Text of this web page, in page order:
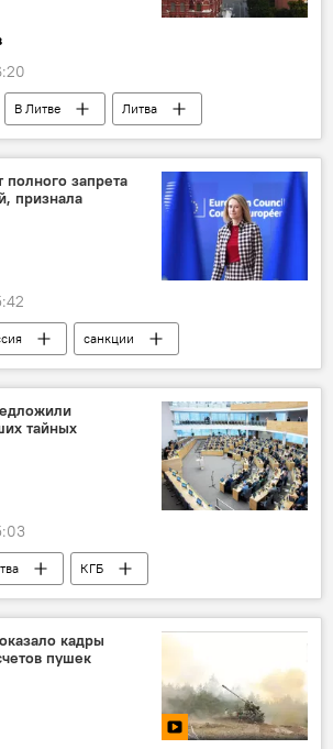
В Литве
Литва
госбезопасности (ДГБ)
полного запрета
признала
санкции
на фоне ситуации на Украине
тайных
КГБ
Литвы
кадры
пушек